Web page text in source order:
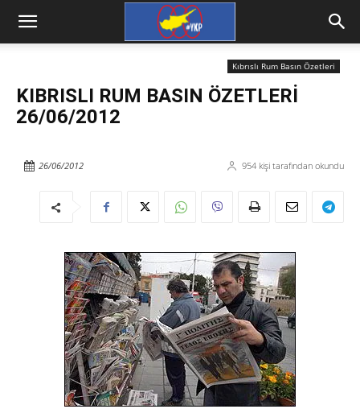
Kıbrıslı Rum Basın Özetleri
KIBRISLI RUM BASIN ÖZETLERİ
26/06/2012
954 kişi tarafından okundu
26/06/2012